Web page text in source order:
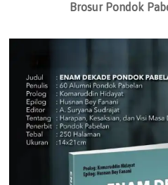
Brosur Pondok